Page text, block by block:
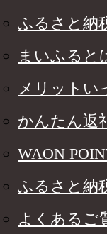
ふるさと納
まいふると
メリットい
かんたん返
WAON
ふるさと納
よくあるご